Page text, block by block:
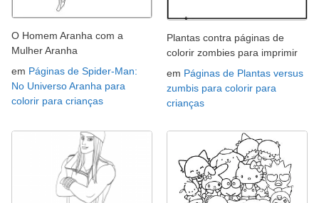
O Homem Aranha com a
Mulher Aranha
em Páginas de Spider-Man:
No Universo Aranha para
colorir para crianças
Plantas contra páginas de
colorir zombies para imprimir
em Páginas de Plantas versus
zumbis para colorir para
crianças